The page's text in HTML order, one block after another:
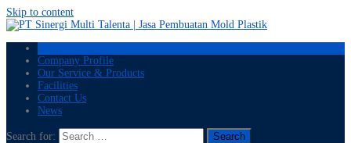
Skip to content
Company Profile
Our Service & Products
Facilities
Contact Us
News
Search for: